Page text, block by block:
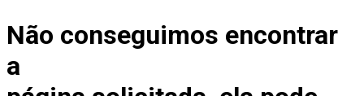
Não conseguimos encontrar
a